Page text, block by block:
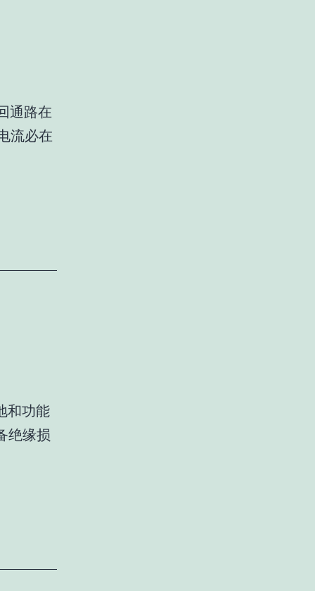
通路在
流必在
和功能
绝缘损